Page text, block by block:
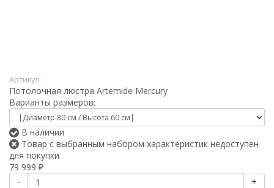
Артикул:
Потолочная люстра Artemide Mercury
Варианты размеров:
В наличии
Товар с выбранным набором характеристик недоступен
для покупки
79 999 ₽
- +